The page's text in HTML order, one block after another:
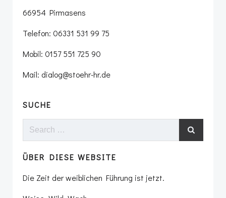
66954 Pirmasens
Telefon: 06331 531 99 75
Mobil: 0157 551 725 90
Mail: dialog@stoehr-hr.de
SUCHE
Search
ÜBER DIESE WEBSITE
Die Zeit der weiblichen Führung ist jetzt.